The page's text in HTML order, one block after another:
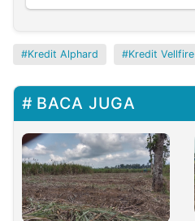
Kredit Alphard Kredit Vellfire
BACA JUGA